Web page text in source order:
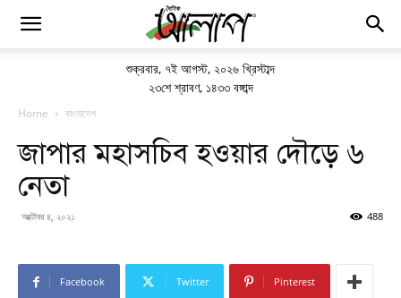
শুক্রবার, ৭ই আগস্ট, ২০২৬ খ্রিস্টাব্দ
২৩শে শ্রাবণ, ১৪৩৩ বঙ্গাব্দ
Home বাংলাদেশ
জাপার মহাসচিব হওয়ার দৌড়ে ৬
নেতা
অক্টোবর ৪, ২০২১ 488
Facebook Twitter Pinterest